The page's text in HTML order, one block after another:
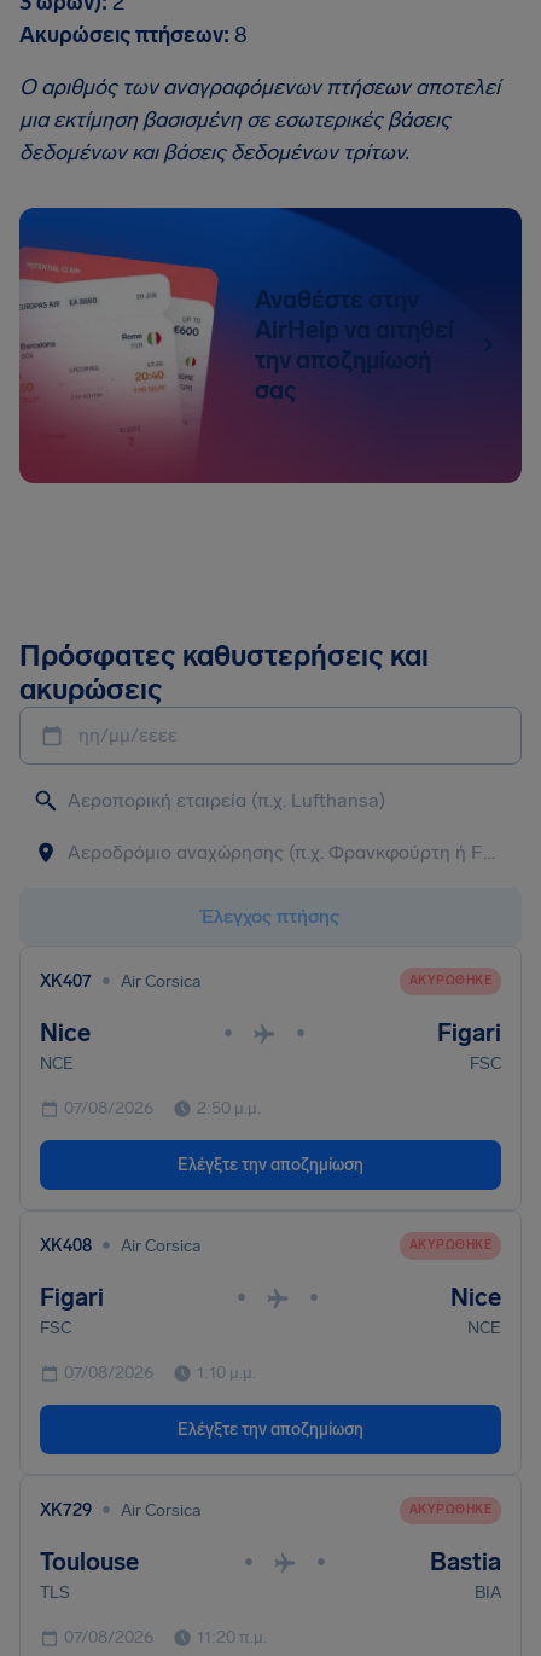
Ακυρώσεις πτήσεων: 8
Ο αριθμός των αναγραφόμενων πτήσεων αποτελεί
μια εκτίμηση βασισμένη σε εσωτερικές βάσεις
δεδομένων και βάσεις δεδομένων τρίτων.
Αναθέστε στην
AirHelp να αιτηθεί
την αποζημίωσή
σας
Πρόσφατες καθυστερήσεις και
ακυρώσεις
ηη/μμ/εεεε
Έλεγχος πτήσης
XK407 • Air Corsica ΑΚΥΡΏΘΗΚΕ
Nice • • Figari
NCE FSC
07/08/2026 2:50 μ.μ.
Ελέγξτε την αποζημίωση
XK408 • Air Corsica ΑΚΥΡΏΘΗΚΕ
Figari • • Nice
FSC NCE
07/08/2026 1:10 μ.μ.
Ελέγξτε την αποζημίωση
XK729 • Air Corsica ΑΚΥΡΏΘΗΚΕ
Toulouse • • Bastia
TLS BIA
07/08/2026 11:20 π.μ.